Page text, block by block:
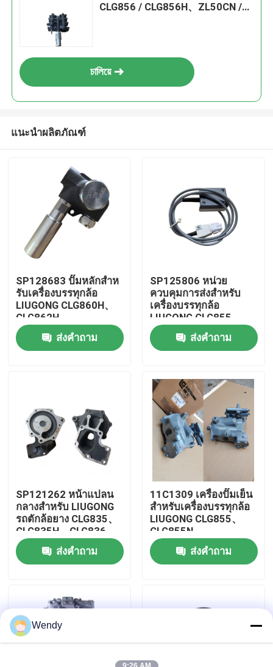
บ้าน
สินค้า
เกี่ยวกับเรา
ควบคุมคุณภาพ
ติดต่อเรา
กรณี
CLG856 / CLG856H、ZL50CN /
চালিয়ে
แนะนำผลิตภัณฑ์
SP128683 ปั๊มหลักสําห
รับเครื่องบรรทุกล้อ
LIUGONG CLG860H、
CLG862H、
CLG862N、
CLG870H、CLG888、
CLG890H、ZL50CN、
ส่งคำถาม
SP125806 หน่วย
ควบคุมการส่งสําหรับ
เครื่องบรรทุกล้อ
LIUGONG CLG855、
CLG856、CLG850H、
ZL50CN、ZL50CNX、
CLG860H、
CLG862N、
CLG870H、CLG888、
CLG890H
ส่งคำถาม
SP121262 หน้าแปลน
กลางสำหรับ LIUGONG
รถตักล้อยาง CLG835、
CLG835H、CLG836、
CLG836H、ZL30E、
CLG855、CLG862H、
CLG870H
ส่งคำถาม
11C1309 เครื่องปั๊มเย็น
สําหรับเครื่องบรรทุกล้อ
LIUGONG CLG855、
CLG855N、
CLG855H、CLG856、
CLG850H、CLG860H
ส่งคำถาม
Wendy